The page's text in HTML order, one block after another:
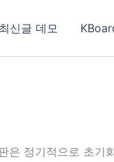
최신글 데모
은 정기적으로 초기